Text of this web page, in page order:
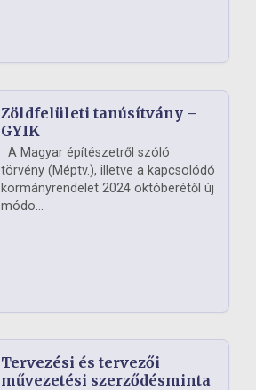
Zöldfelületi tanúsítvány –
GYIK
A Magyar építészetről szóló
törvény (Méptv.), illetve a kapcsolódó
kormányrendelet 2024 októberétől új
módo...
Tervezési és tervezői
művezetési szerződésminta